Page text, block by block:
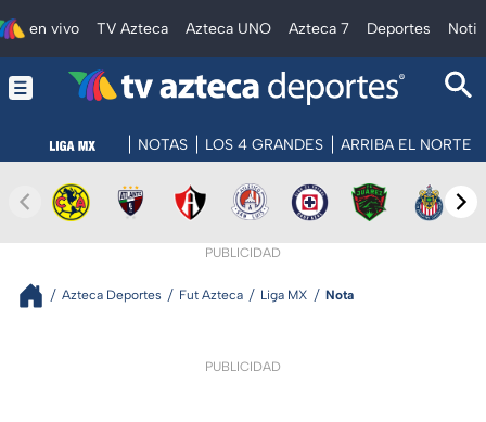
en vivo TV Azteca Azteca UNO Azteca 7 Deportes
NOTAS LOS 4 GRANDES ARRIBA EL NORTE
PUBLICIDAD
Azteca Deportes Fut Azteca Liga MX Nota
PUBLICIDAD